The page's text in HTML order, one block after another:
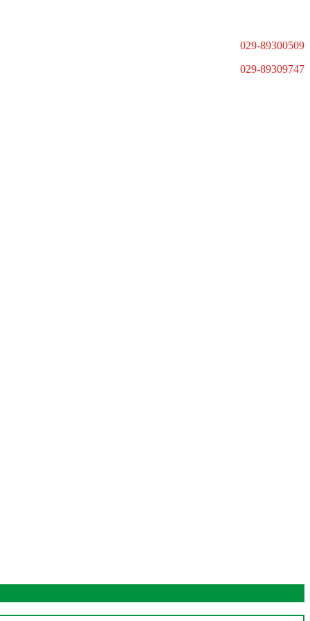
029-89300509
029-89309747